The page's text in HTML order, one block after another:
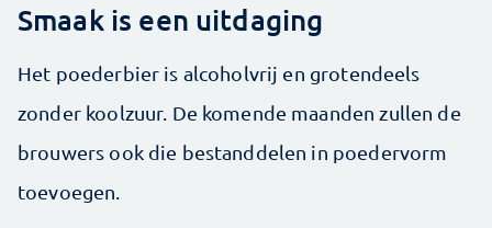
Smaak is een uitdaging
Het poederbier is alcoholvrij en grotendeels
zonder koolzuur. De komende maanden zullen de
brouwers ook die bestanddelen in poedervorm
toevoegen.